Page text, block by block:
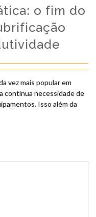
o fim do
vez mais popular em
contínua necessidade de
Isso além da